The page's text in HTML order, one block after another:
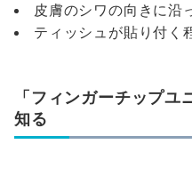
皮膚のシワの向きに沿
ティッシュが貼り付く
「フィンガーチップ
知る